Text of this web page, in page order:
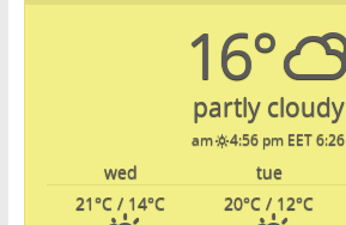
16°
partly cloudy
6:26 am
4:56 pm EET
tue
wed
20°C / 12°C
21°C / 14°C